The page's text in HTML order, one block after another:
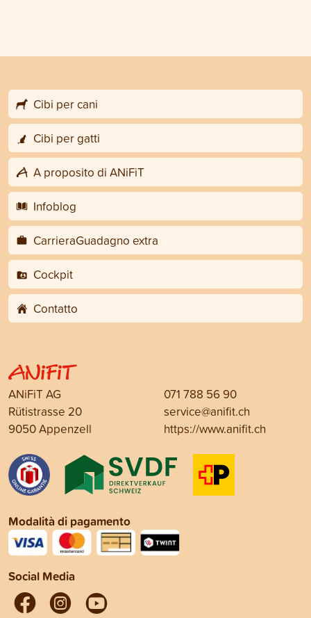
Cibi per cani
Cibi per gatti
A proposito di ANiFiT
Infoblog
CarrieraGuadagno extra
Cockpit
Contatto
ANiFiT AG
Rütistrasse 20
9050 Appenzell
071 788 56 90
service@anifit.ch
https://www.anifit.ch
Modalità di pagamento
Social Media